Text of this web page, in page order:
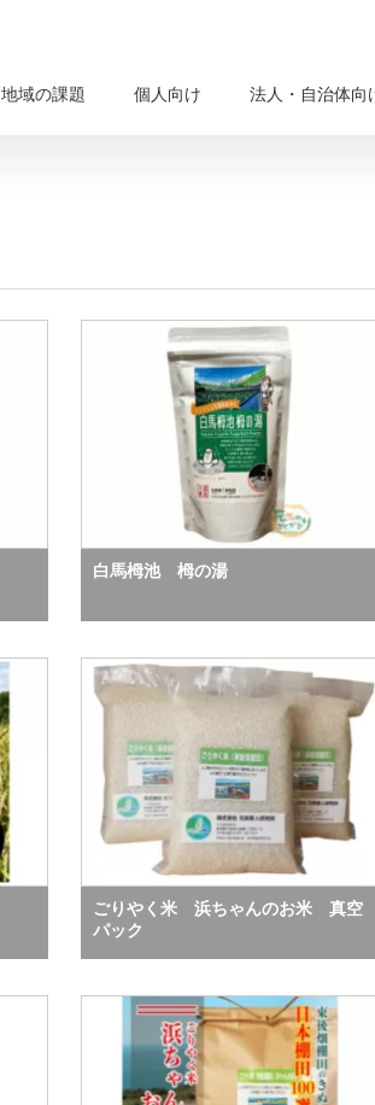
地域の課題 個人向け 法人・自治体向
白馬栂池 栂の湯
ごりやく米 浜ちゃんのお米 真空
パック